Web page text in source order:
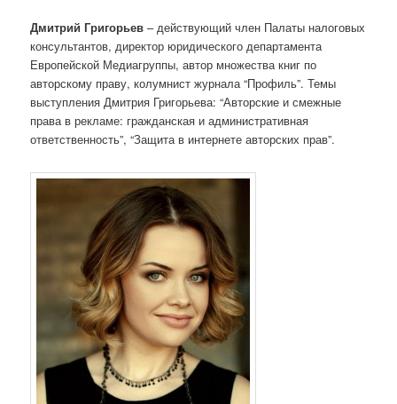
Дмитрий Григорьев – действующий член Палаты налоговых
консультантов, директор юридического департамента
Европейской Медиагруппы, автор множества книг по
авторскому праву, колумнист журнала “Профиль”. Темы
выступления Дмитрия Григорьева: “Авторские и смежные
права в рекламе: гражданская и административная
ответственность”, “Защита в интернете авторских прав”.